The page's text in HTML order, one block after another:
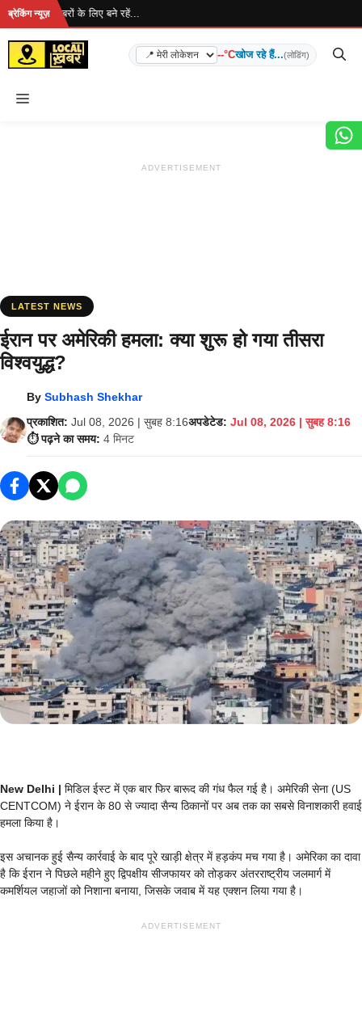
Skip
content
ब्रेकिंग न्यूज़
है... ताज़ा खबरों के लिए बने रहें...
--°Cखोज रहे हैं...(लोडिंग)
Menu
ADVERTISEMENT
LATEST NEWS
ईरान पर अमेरिकी हमला: क्या शुरू हो गया तीसरा
विश्वयुद्ध?
By Subhash Shekhar
प्रकाशित: Jul 08, 2026 | सुबह 8:16अपडेटेड: Jul 08, 2026 | सुबह 8:16
⏱️ पढ़ने का समय: 4 मिनट
New Delhi | मिडिल ईस्ट में एक बार फिर बारूद की गंध फैल गई है। अमेरिकी सेना (US
CENTCOM) ने ईरान के 80 से ज्यादा सैन्य ठिकानों पर अब तक का सबसे विनाशकारी हवाई
हमला किया है।
इस अचानक हुई सैन्य कार्रवाई के बाद पूरे खाड़ी क्षेत्र में हड़कंप मच गया है। अमेरिका का दावा
है कि ईरान ने पिछले महीने हुए द्विपक्षीय सीजफायर को तोड़कर अंतरराष्ट्रीय जलमार्ग में
कमर्शियल जहाजों को निशाना बनाया, जिसके जवाब में यह एक्शन लिया गया है।
ADVERTISEMENT